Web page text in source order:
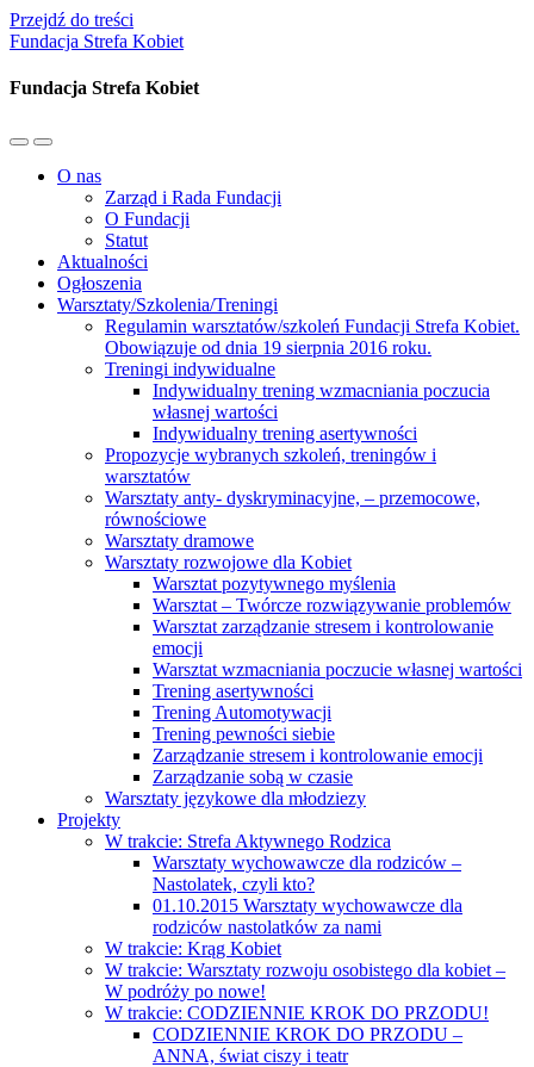
Przejdź do treści
Fundacja Strefa Kobiet
Fundacja Strefa Kobiet
Przełącz
mobilne
Przełącz
pole
wyszukiwania
O nas
Zarząd i Rada Fundacji
O Fundacji
Statut
Aktualności
Ogłoszenia
Warsztaty/Szkolenia/Treningi
Regulamin warsztatów/szkoleń Fundacji Strefa Kobiet.
Obowiązuje od dnia 19 sierpnia 2016 roku.
Treningi indywidualne
Indywidualny trening wzmacniania poczucia
własnej wartości
Indywidualny trening asertywności
Propozycje wybranych szkoleń, treningów i
warsztatów
Warsztaty anty- dyskryminacyjne, – przemocowe,
równościowe
Warsztaty dramowe
Warsztaty rozwojowe dla Kobiet
Warsztat pozytywnego myślenia
Warsztat – Twórcze rozwiązywanie problemów
Warsztat zarządzanie stresem i kontrolowanie
emocji
Warsztat wzmacniania poczucie własnej wartości
Trening asertywności
Trening Automotywacji
Trening pewności siebie
Zarządzanie stresem i kontrolowanie emocji
Zarządzanie sobą w czasie
Warsztaty językowe dla młodziezy
Projekty
W trakcie: Strefa Aktywnego Rodzica
Warsztaty wychowawcze dla rodziców –
Nastolatek, czyli kto?
01.10.2015 Warsztaty wychowawcze dla
rodziców nastolatków za nami
W trakcie: Krąg Kobiet
W trakcie: Warsztaty rozwoju osobistego dla kobiet –
W podróży po nowe!
W trakcie: CODZIENNIE KROK DO PRZODU!
CODZIENNIE KROK DO PRZODU –
ANNA, świat ciszy i teatr